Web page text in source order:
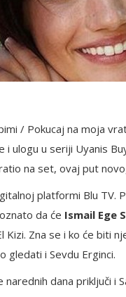
/ Pokucaj na moja
ulogu u seriji Uyanis
na set, ovaj put
platformi Blu TV.
da će Ismail Ege
Zna se i ko će biti
gledati i Sevdu Erginci.
dana priključi i